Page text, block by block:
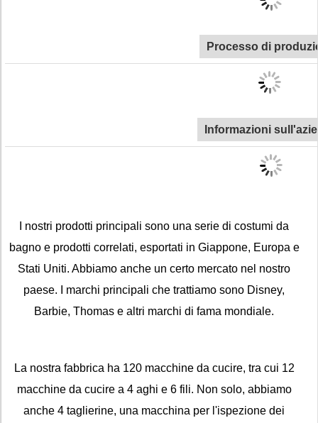
Processo di
Informazioni
I nostri prodotti principali sono una serie di costumi da
bagno e prodotti correlati, esportati in Giappone, Europa e
Stati Uniti. Abbiamo anche un certo mercato nel nostro
paese. I marchi principali che trattiamo sono Disney,
Barbie, Thomas e altri marchi di fama mondiale.
La nostra fabbrica ha 120 macchine da cucire, tra cui 12
macchine da cucire a 4 aghi e 6 fili. Non solo, abbiamo
anche 4 taglierine, una macchina per l'ispezione dei